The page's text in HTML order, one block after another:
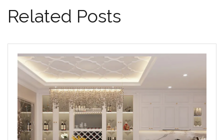
Related Posts